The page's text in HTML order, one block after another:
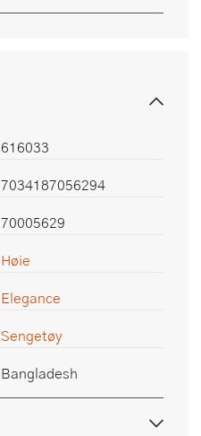
616033
7034187056294
70005629
Høie
Elegance
Sengetøy
Bangladesh